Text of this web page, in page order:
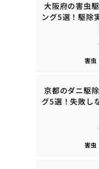
大阪府の害虫
ング5選！駆除
害虫
京都のダニ駆
グ5選！失敗し
害虫